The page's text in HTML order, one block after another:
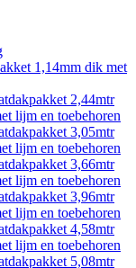
1,14mm dik met
2,44mtr
lijm en toebehoren
3,05mtr
lijm en toebehoren
3,66mtr
lijm en toebehoren
3,96mtr
lijm en toebehoren
4,58mtr
lijm en toebehoren
5,08mtr